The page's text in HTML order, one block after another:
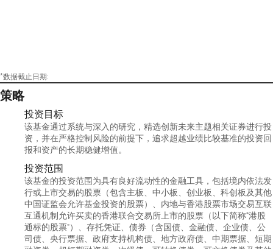
*数据截止日期:
策略
投资目标
该基金通过系统与深入的研究，精选创新未来主题相关证券进行投
资，并在严格控制风险的前提下，追求超越业绩比较基准的投资回
报和资产的长期稳健增值。
投资范围
该基金的投资范围为具有良好流动性的金融工具，包括境内依法发
行或上市交易的股票（包含主板、中小板、创业板、科创板及其他
中国证监会允许基金投资的股票）、内地与香港股票市场交易互联
互通机制允许买卖的香港联合交易所上市的股票（以下简称“港股
通标的股票”）、存托凭证、债券（含国债、金融债、企业债、公
司债、央行票据、政府支持机构债、地方政府债、中期票据、短期